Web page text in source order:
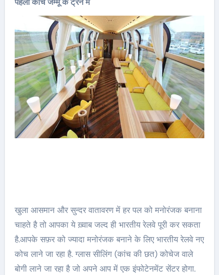
खुला आसमान और सुन्दर वातावरण में हर पल को मनोरंजक बनाना
चाहते है तो आपका ये ख़्वाब जल्द ही भारतीय रेलवे पूरी कर सकता
है.आपके सफ़र को ज्यादा मनोरंजक बनाने के लिए भारतीय रेलवे नए
कोच लाने जा रहा है. ग्‍लास सीलिंग (कांच की छत) कोचेज वाले
बोगी लाने जा रहा है जो अपने आप में एक इंफोटेनमेंट सेंटर होगा.